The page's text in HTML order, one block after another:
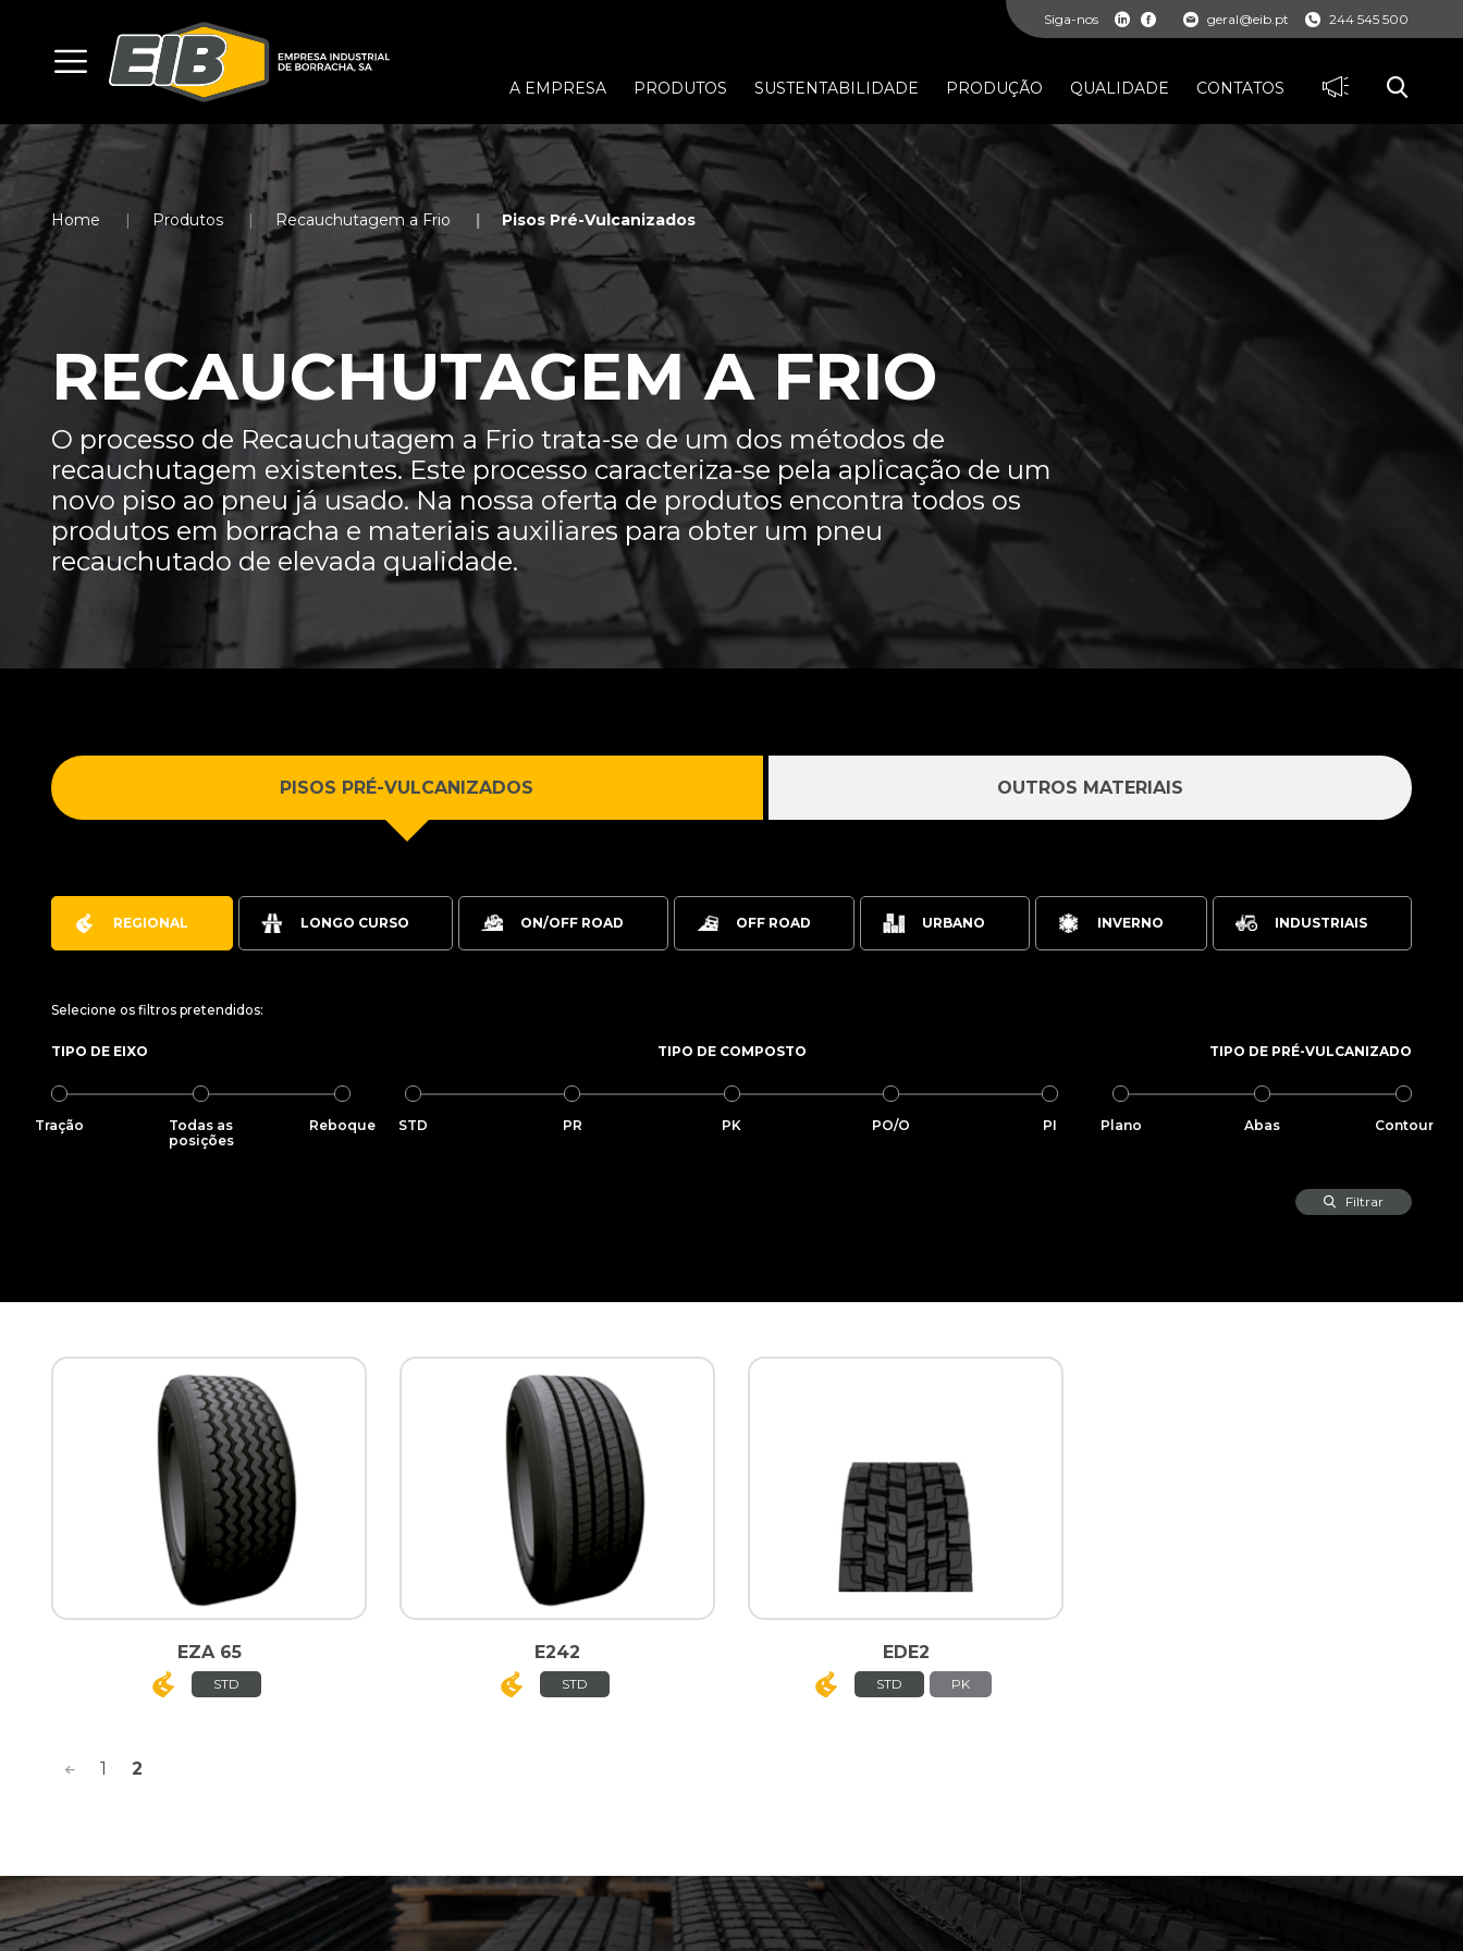
Siga-nos geral@eib.pt 244 545 500
A EMPRESA PRODUTOS SUSTENTABILIDADE PRODUÇÃO QUALIDADE CONTATOS
Home Produtos Recauchutagem a Frio Pisos Pré-Vulcanizados
RECAUCHUTAGEM A FRIO
O processo de Recauchutagem a Frio trata-se de um dos métodos de
recauchutagem existentes. Este processo caracteriza-se pela aplicação de um
novo piso ao pneu já usado. Na nossa oferta de produtos encontra todos os
produtos em borracha e materiais auxiliares para obter um pneu
recauchutado de elevada qualidade.
PISOS PRÉ-VULCANIZADOS OUTROS MATERIAIS
REGIONAL LONGO CURSO ON/OFF ROAD OFF ROAD URBANO INVERNO INDUSTRIAIS
Selecione os filtros pretendidos:
TIPO DE EIXO
Tração
Todas as
posições
Reboque
TIPO DE COMPOSTO
STD PR PK PO/O PI
TIPO DE PRÉ-VULCANIZADO
Plano Abas Contour
Filtrar
EZA 65
STD
E242
STD
EDE2
STD PK
< 1 2